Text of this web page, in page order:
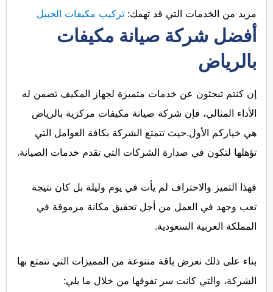
مزيد من الخدمات التي قد تهمك: تركيب مكيفات الجبيل
أفضل شركة صيانة مكيفات
بالرياض
إن كنتم تبحثون عن خدمات متميزة لجهاز المكيف تضمن له
الأداء المثالي، فإن شركة صيانة مكيفات مركزية بالرياض
هي خياركم الأول.حيث تتمتع الشركة بكافة العوامل التي
تؤهلها لتكون في صدارة الشركات التي تقدم خدمات الصيانة.
فهذا التميز والاحتراف لم يأت في يوم وليلة بل كان نتيجة
تعب وجهد في العمل من أجل تحقيق مكانة مرموقة في
المملكة العربية السعودية.
بناء على ذلك نعرض باقة متنوعة من المميزات التي تتمتع بها
الشركة، والتي كانت سر تفوقها من خلال ما يلي: